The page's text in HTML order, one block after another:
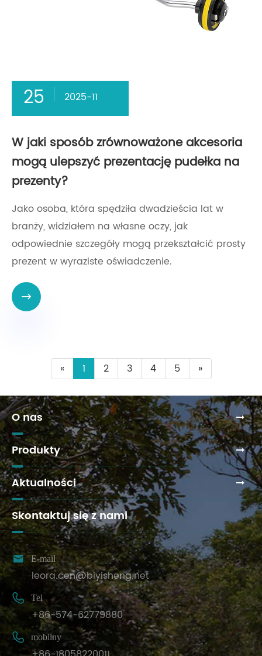
25 2025-11
W jaki sposób zrównoważone akcesoria
mogą ulepszyć prezentację pudełka na
prezenty?
Jako osoba, która spędziła dwadzieścia lat w
branży, widziałem na własne oczy, jak
odpowiednie szczegóły mogą przekształcić prosty
prezent w wyraziste oświadczenie.

« 1 2 3 4 5 »
O nas
Produkty
Aktualności
Skontaktuj się z nami
 E-mail
leora.cen@biyisheng.net
 Tel
+86-574-62779880
 mobilny